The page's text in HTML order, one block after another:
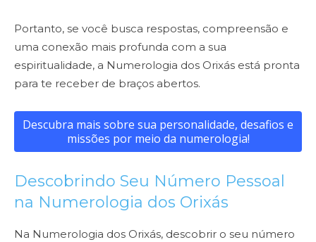
Portanto, se você busca respostas, compreensão e
uma conexão mais profunda com a sua
espiritualidade, a Numerologia dos Orixás está pronta
para te receber de braços abertos.
Descubra mais sobre sua personalidade, desafios e
missões por meio da numerologia!
Descobrindo Seu Número Pessoal
na Numerologia dos Orixás
Na Numerologia dos Orixás, descobrir o seu número